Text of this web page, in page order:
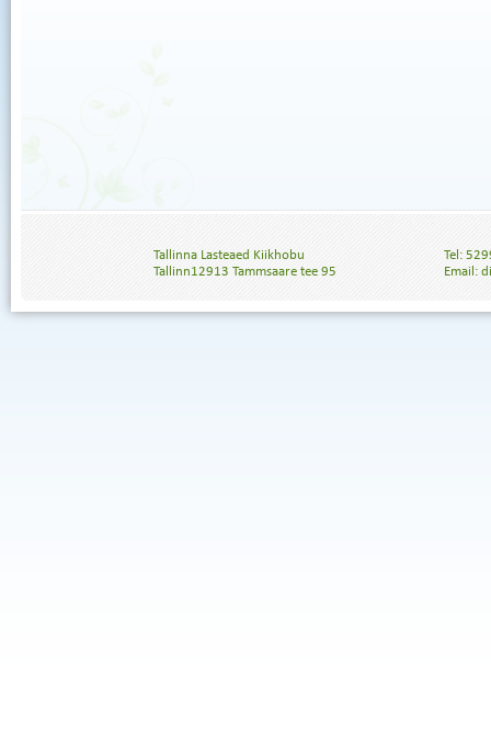
Tallinna Lasteaed Kiikhobu
Tallinn12913 Tammsaare tee 95
Tel:
Email: